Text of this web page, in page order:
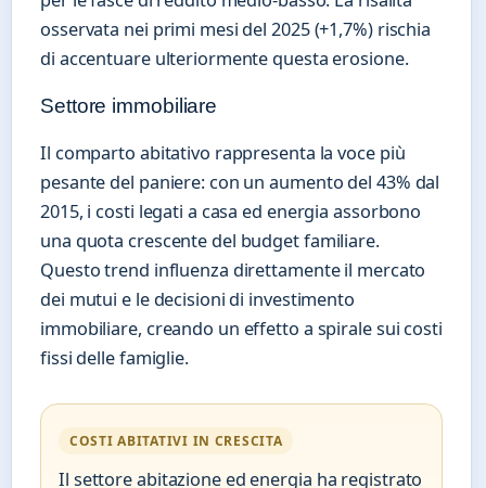
osservata nei primi mesi del 2025 (+1,7%) rischia
di accentuare ulteriormente questa erosione.
Settore immobiliare
Il comparto abitativo rappresenta la voce più
pesante del paniere: con un aumento del 43% dal
2015, i costi legati a casa ed energia assorbono
una quota crescente del budget familiare.
Questo trend influenza direttamente il mercato
dei mutui e le decisioni di investimento
immobiliare, creando un effetto a spirale sui costi
fissi delle famiglie.
COSTI ABITATIVI IN CRESCITA
Il settore abitazione ed energia ha registrato